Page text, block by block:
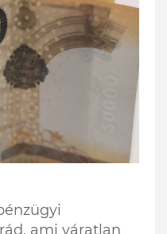
ami váratlan